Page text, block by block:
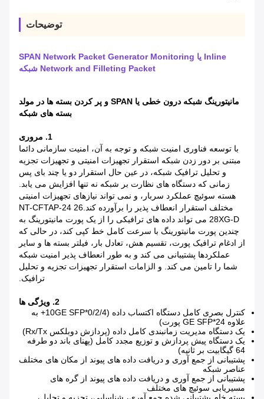
توضیحات
Inline یا SPAN Network Packet Generator Monitoring
Network and Filleting Packet شبکه
مانیتورینگ شبکه درون خطی یا SPAN و پر کردن بسته ها در مولد
بسته های شبکه
1. مروری
با توسعه فناوری امنیت شبکه و توجه به آن، امنیت سازمانی دائما
مبتنی بر دور زدن شبکه استقرار تجهیزات امنیتی و تجهیزات تجزیه
و تحلیل ترافیک شبکه، در عین حال استقرار دو یا چند بای پس
زمانی که دستگاه های نظارت بر شبکه نه تنها افزایش می یابد.
هسته سوئیچ عملکرد سربار، و نمی تواند نیازهای تجهیزات امنیتی
مختلف استقرار انعطاف پذیر را برآورده کند.NT-CFTAP-24 26
28XG-D می تواند داده های ترافیکی را از یک پورت مانیتورینگ به
چندین پورت مانیتورینگ با سرعت کامل خط کپی کند، در حالی که
از ادغام ترافیک پورت، تقسیم هش، تعادل بار، فیلتر بسته ها و سایر
عملکردها پشتیبانی می کند و به طور انعطاف پذیر امنیت شبکه
شما را تامین می کند. و الزامات استقرار تجهیزات تجزیه و تحلیل
ترافیک.
2. ویژگی ها
کنترل بصری کامل دستگاه اکتساب داده (0/2/4*10GE SFP+ به
علاوه 24*GE SFP پورت)
یک دستگاه مدیریت زمانبندی کامل داده (پردازش دوبلکس Rx/Tx)
یک دستگاه پیش پردازش و توزیع مجدد کامل (پهنای باند دو طرفه
64 گیگابیت بر ثانیه)
پشتیبانی از جمع آوری و دریافت داده های پیوند از مکان های مختلف
عناصر شبکه
پشتیبانی از جمع آوری و دریافت داده های پیوند از گره های
مسیریابی سوئیچ های مختلف